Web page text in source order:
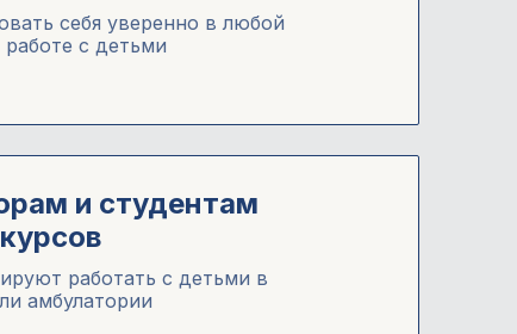
себя уверенно в любой
с детьми
и студентам
работать с детьми в
амбулатории